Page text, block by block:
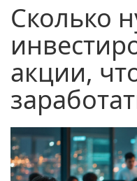
Сколько
акции,